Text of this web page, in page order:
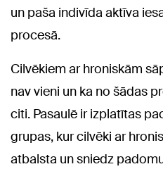
un paša indivīda aktīva
procesā.
Cilvēkiem ar hroniskām
nav vieni un ka no šādas
citi. Pasaulē ir izplatītas
grupas, kur cilvēki ar
atbalsta un sniedz